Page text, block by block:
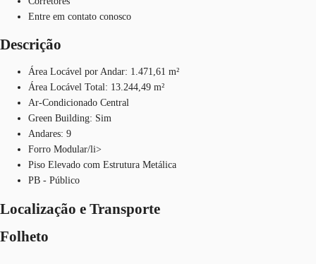
Entre em contato conosco
Descrição
Área Locável por Andar: 1.471,61 m²
Área Locável Total: 13.244,49 m²
Ar-Condicionado Central
Green Building: Sim
Andares: 9
Forro Modular/li>
Piso Elevado com Estrutura Metálica
PB - Público
Localização e Transporte
Folheto